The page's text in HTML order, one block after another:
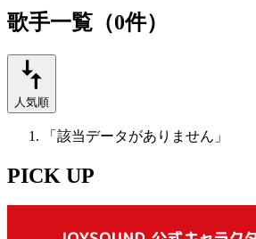
歌手一覧（0件）
人気順
「該当データがありません」
PICK UP